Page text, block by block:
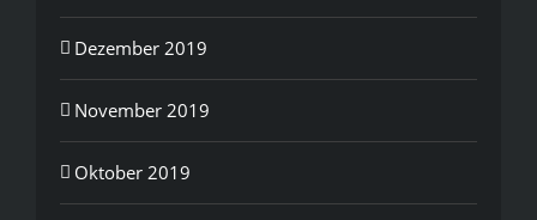
Dezember 2019
November 2019
Oktober 2019